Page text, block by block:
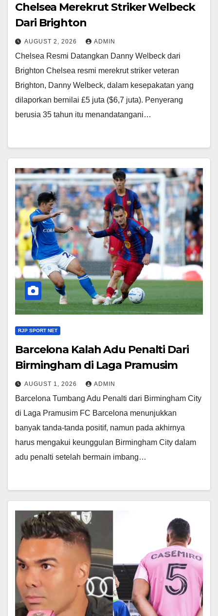
Chelsea Merekrut Striker Welbeck
Dari Brighton
AUGUST 2, 2026 ADMIN
Chelsea Resmi Datangkan Danny Welbeck dari
Brighton Chelsea resmi merekrut striker veteran
Brighton, Danny Welbeck, dalam kesepakatan yang
dilaporkan bernilai £5 juta ($6,7 juta). Penyerang
berusia 35 tahun itu menandatangani…
RJP SPORT NET
Barcelona Kalah Adu Penalti Dari
Birmingham di Laga Pramusim
AUGUST 1, 2026 ADMIN
Barcelona Tumbang Adu Penalti dari Birmingham City
di Laga Pramusim FC Barcelona menunjukkan
banyak tanda-tanda positif, namun pada akhirnya
harus mengakui keunggulan Birmingham City dalam
adu penalti setelah bermain imbang…